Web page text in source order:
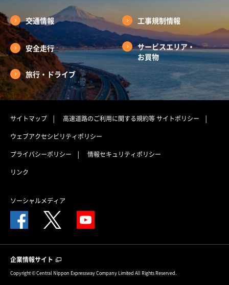
交通情報 工事規制情報
安全走行
サービスエリア・
お買物
旅行・ドライブ
サイトマップ 高速道路のご利用に関する規約等サイトポリシー
ウェブアクセシビリティポリシー
プライバシーポリシー
情報セキュリティポリシー
リンク
ソーシャルメディア
企業情報サイト
Copyright © Central Nippon Expressway Company Limited All Rights Reserved.